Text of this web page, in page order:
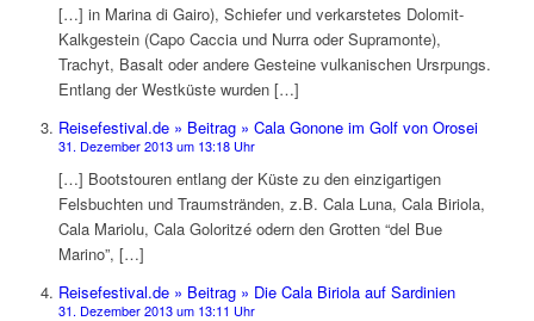
[…] in Marina di Gairo), Schiefer und verkarstetes Dolomit-
Kalkgestein (Capo Caccia und Nurra oder Supramonte),
Trachyt, Basalt oder andere Gesteine vulkanischen Ursrpungs.
Entlang der Westküste wurden […]
Reisefestival.de » Beitrag » Cala Gonone im Golf von Orosei
31. Dezember 2013 um 13:18 Uhr
[…] Bootstouren entlang der Küste zu den einzigartigen
Felsbuchten und Traumstränden, z.B. Cala Luna, Cala Biriola,
Cala Mariolu, Cala Goloritzé odern den Grotten “del Bue
Marino”, […]
Reisefestival.de » Beitrag » Die Cala Biriola auf Sardinien
31. Dezember 2013 um 13:11 Uhr